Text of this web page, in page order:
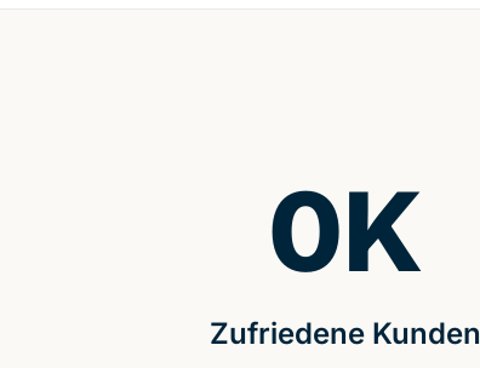
Zufriedene Kunden
0K